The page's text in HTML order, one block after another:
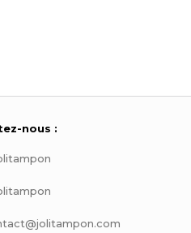
nous :